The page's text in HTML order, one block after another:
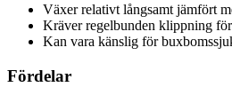
Växer relativt långsamt jämfört
Kräver regelbunden klippning
Kan vara känslig för
Fördelar